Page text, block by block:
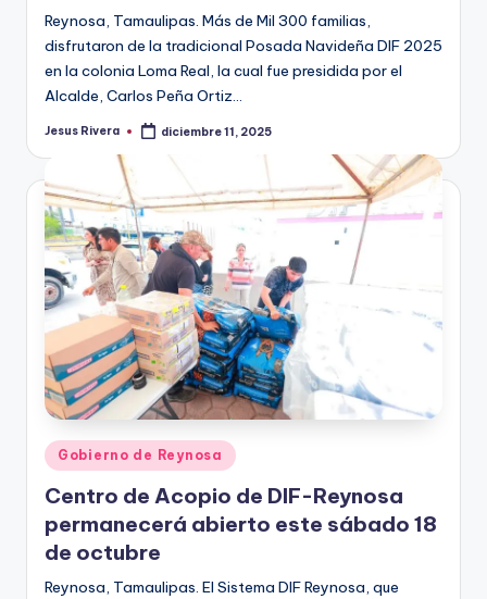
Reynosa, Tamaulipas. Más de Mil 300 familias,
disfrutaron de la tradicional Posada Navideña DIF 2025
en la colonia Loma Real, la cual fue presidida por el
Alcalde, Carlos Peña Ortiz…
Publicado
Jesus Rivera diciembre 11, 2025
Publicado
en
Gobierno de Reynosa
Centro de Acopio de DIF-Reynosa
permanecerá abierto este sábado 18
de octubre
Reynosa, Tamaulipas. El Sistema DIF Reynosa, que